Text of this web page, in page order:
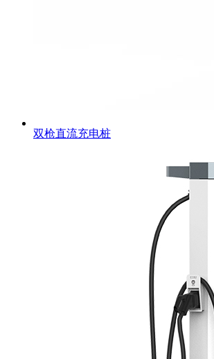
双枪直流充电桩